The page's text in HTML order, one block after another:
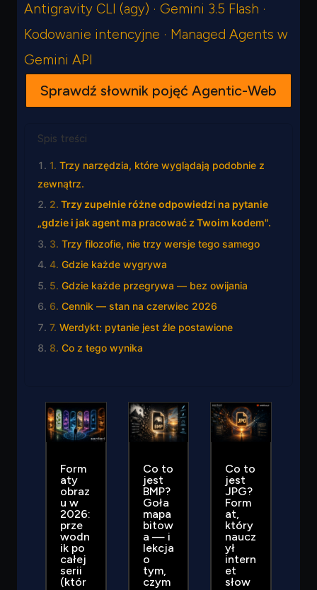
Antigravity CLI (agy) · Gemini 3.5 Flash ·
Kodowanie intencyjne · Managed Agents w
Gemini API
Sprawdź słownik pojęć Agentic-Web
Spis treści
Trzy narzędzia, które wyglądają podobnie z
zewnątrz.
Trzy zupełnie różne odpowiedzi na pytanie
„gdzie i jak agent ma pracować z Twoim kodem".
Trzy filozofie, nie trzy wersje tego samego
Gdzie każde wygrywa
Gdzie każde przegrywa — bez owijania
Cennik — stan na czerwiec 2026
Werdykt: pytanie jest źle postawione
Co z tego wynika
Form
aty
obraz
u w
2026:
prze
wodn
ik po
całej
serii
(któr
Co to
jest
BMP?
Goła
mapa
bitow
a — i
lekcja
o
tym,
czym
Co to
jest
JPG?
Form
at,
który
naucz
ył
intern
et
słow